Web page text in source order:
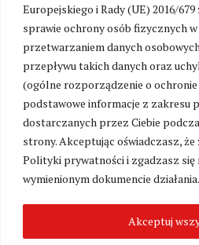
Europejskiego i Rady (UE) 2016/679
sprawie ochrony osób fizycznych
przetwarzaniem danych
przepływu takich danych oraz
(ogólne rozporządzenie o
podstawowe informacje z zakresu
dostarczanych przez Ciebie
strony. Akceptując oświadczasz, że
Polityki prywatności i zgadzasz się
wymienionym dokumencie działania.
Akceptuj
Zmień
2026. Wszelkie Prawa